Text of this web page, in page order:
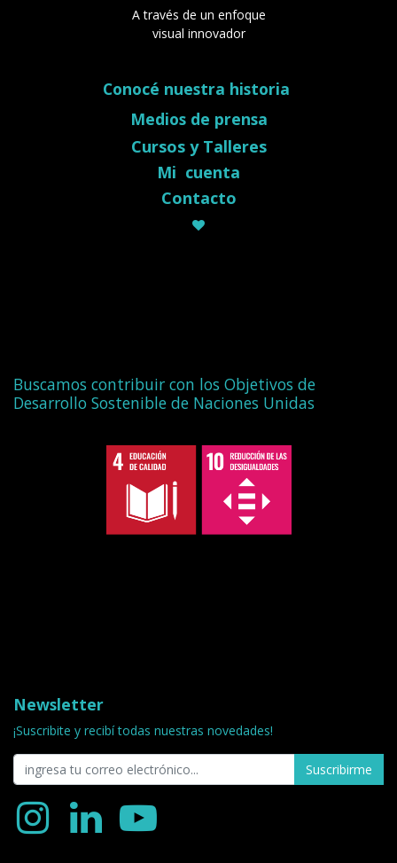
A través de un enfoque
visual innovador
Conocé nuestra historia
Medios de prensa
Cursos y Talleres
Mi cuenta
Contacto
Buscamos contribuir con los Objetivos de
Desarrollo Sostenible de Naciones Unidas
Newsletter
¡Suscribite y recibí todas nuestras novedades!
Suscribirme